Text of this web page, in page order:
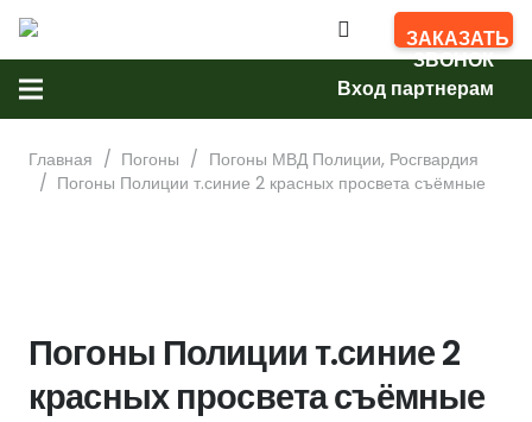
ЗАКАЗАТЬ
ЗВОНОК
Вход партнерам
Главная / Погоны / Погоны МВД Полиции, Росгвардия
/ Погоны Полиции т.синие 2 красных просвета съёмные
Погоны Полиции т.синие 2
красных просвета съёмные